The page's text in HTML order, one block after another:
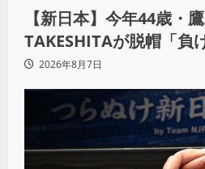
【新日本】今年44歳・
TAKESHITAが脱帽「負
強いわ！」
2026年8月7日